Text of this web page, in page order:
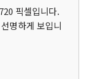
픽셀입니다.
명하게 보입니